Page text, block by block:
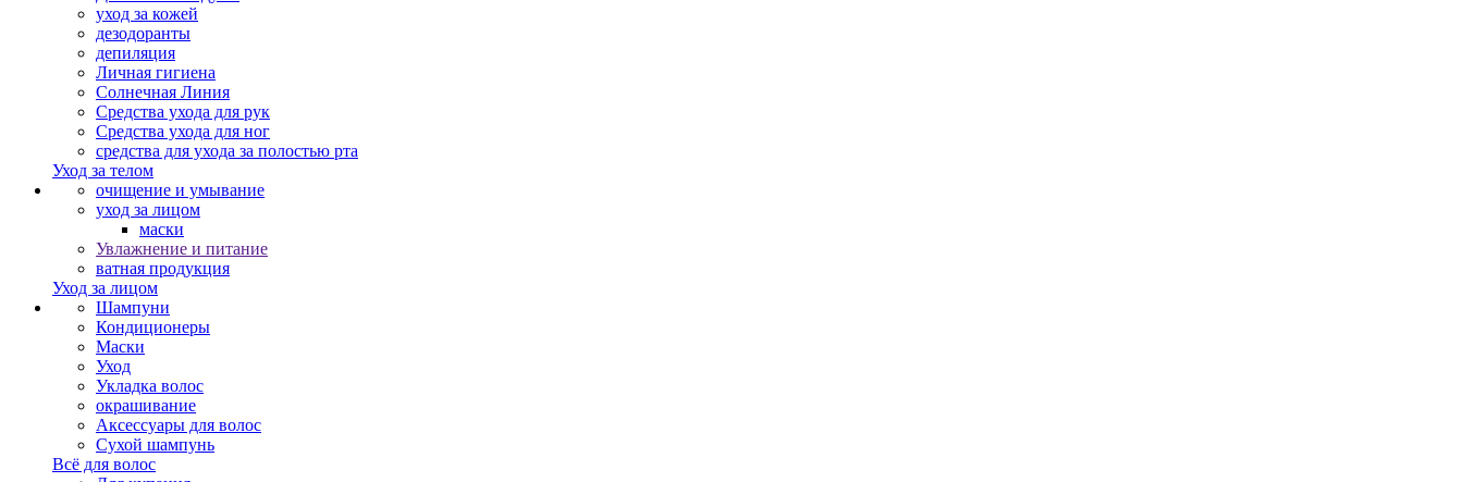
уход за кожей
дезодоранты
депиляция
Личная гигиена
Солнечная Линия
Средства ухода для рук
Средства ухода для ног
средства для ухода за полостью рта
Уход за телом
очищение и умывание
уход за лицом
маски
Увлажнение и питание
ватная продукция
Уход за лицом
Шампуни
Кондиционеры
Маски
Уход
Укладка волос
окрашивание
Аксессуары для волос
Сухой шампунь
Всё для волос